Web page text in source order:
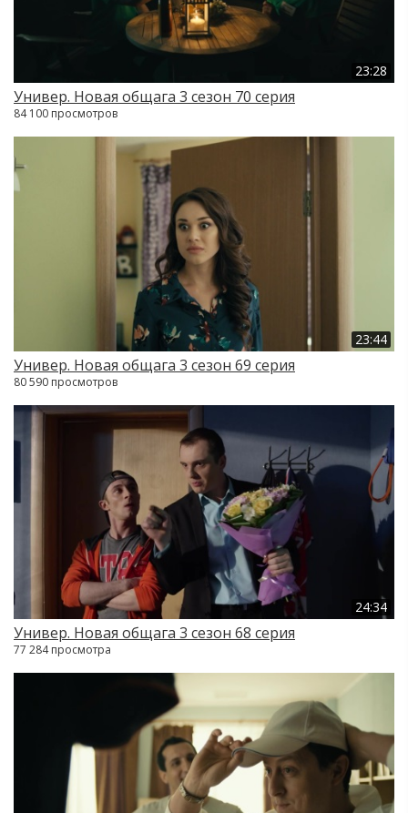
23:28
Универ. Новая общага 3 сезон 70 серия
84 100 просмотров
23:44
Универ. Новая общага 3 сезон 69 серия
80 590 просмотров
24:34
Универ. Новая общага 3 сезон 68 серия
77 284 просмотра